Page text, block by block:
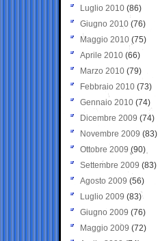
Luglio 2010 (86)
Giugno 2010 (76)
Maggio 2010 (75)
Aprile 2010 (66)
Marzo 2010 (79)
Febbraio 2010 (73)
Gennaio 2010 (74)
Dicembre 2009 (74)
Novembre 2009 (83)
Ottobre 2009 (90)
Settembre 2009 (83)
Agosto 2009 (56)
Luglio 2009 (83)
Giugno 2009 (76)
Maggio 2009 (72)